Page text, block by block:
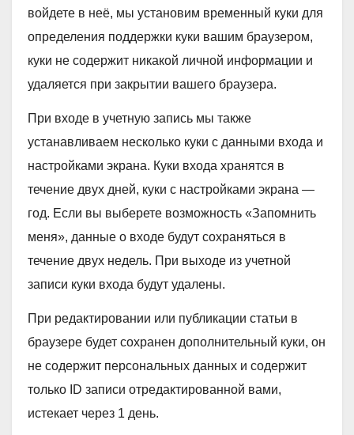
войдете в неё, мы установим временный куки для
определения поддержки куки вашим браузером,
куки не содержит никакой личной информации и
удаляется при закрытии вашего браузера.
При входе в учетную запись мы также
устанавливаем несколько куки с данными входа и
настройками экрана. Куки входа хранятся в
течение двух дней, куки с настройками экрана —
год. Если вы выберете возможность «Запомнить
меня», данные о входе будут сохраняться в
течение двух недель. При выходе из учетной
записи куки входа будут удалены.
При редактировании или публикации статьи в
браузере будет сохранен дополнительный куки, он
не содержит персональных данных и содержит
только ID записи отредактированной вами,
истекает через 1 день.